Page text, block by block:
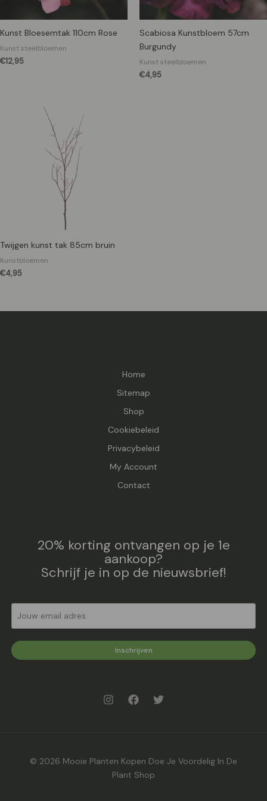
Kunst Bloesemtak 110cm Rose
Kunst steelbloemen
€12,95
Scabiosa Kunstbloem 57cm
Burgundy
Kunst steelbloemen
€4,95
Twijgen kunst tak 85cm bruin
Kunstbloemen
€4,95
Home
Sitemap
Shop
Cookiebeleid
Privacybeleid
My Account
Contact
20% korting ontvangen op je 1e
aankoop?
Schrijf je in op de nieuwsbrief!
Inschrijven
© 2026 Mooie Planten Kopen Doe Je Voordelig In De
Plant Shop